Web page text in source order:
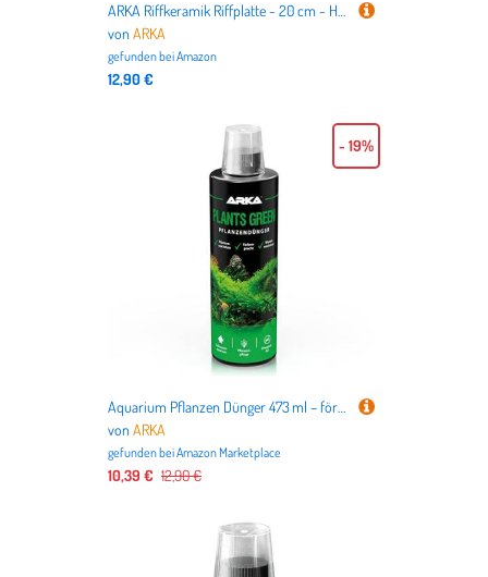
ARKA Riffkeramik Riffplatte - 20 cm - Hochwertige Riffplatte für Meerwasseraquarien, fördert das Korallenwachstum und die biologische Vielfalt, Made in Germany.
vonARKA
gefunden beiAmazon
12,90 €
Aquarium Pflanzen Dünger 473 ml – fördert sattgrünes Wachstum & kräftige Wurzeln – mit Vitaminen & Spurenelementen – flüssiger Volldünger für Wasserpflanzen & Aquarienpflanzen – ARKA Plants Green
vonARKA
gefunden beiAmazon Marketplace
10,39 € 12,90 €
- 19%